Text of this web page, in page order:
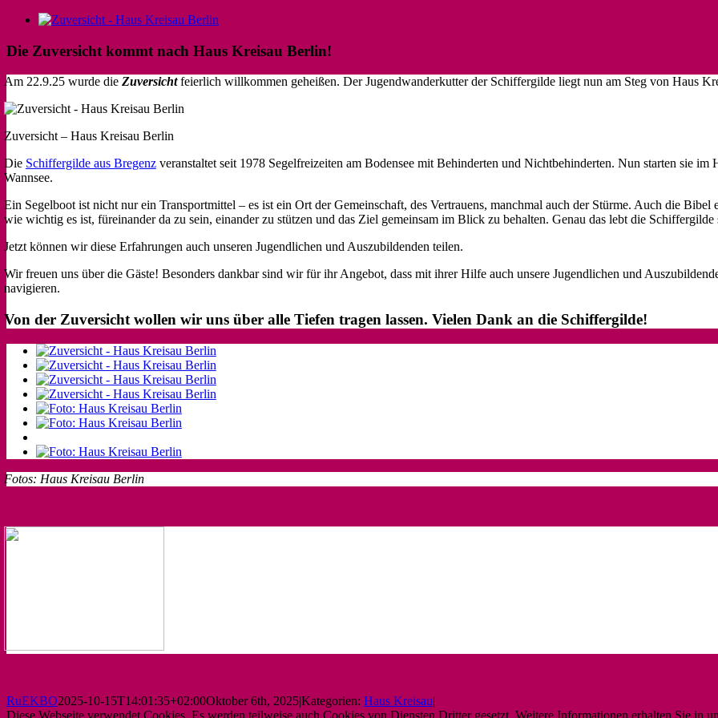
Skip
content
Zeige
Bild
Die Zuversicht kommt nach Haus Kreisau Berlin!
Am 22.9.25 wurde die Zuversicht feierlich willkommen geheißen. Der Jugendwanderkutter der Schiffergilde liegt nun am Steg von Haus
Zuversicht – Haus Kreisau Berlin
Die Schiffergilde aus Bregenzveranstaltet seit 1978 Segelfreizeiten am Bodensee mit Behinderten und Nichtbehinderten. Nun starten sie
Wannsee.
Ein Segelboot ist nicht nur ein Transportmittel – es ist ein Ort der Gemeinschaft, des Vertrauens, manchmal auch der Stürme. Auch die
wie wichtig es ist, füreinander da zu sein, einander zu stützen und das Ziel gemeinsam im Blick zu behalten. Genau das lebt die Schiffergilde
Jetzt können wir diese Erfahrungen auch unseren Jugendlichen und Auszubildenden teilen.
Wir freuen uns über die Gäste! Besonders dankbar sind wir für ihr Angebot, dass mit ihrer Hilfe auch unsere Jugendlichen und
navigieren.
Von der Zuversicht wollen wir uns über alle Tiefen tragen lassen. Vielen Dank an die Schiffergilde!
Fotos: Haus Kreisau Berlin
RuEKBO2025-10-15T14:01:35+02:00Oktober 6th, 2025|Kategorien: Haus Kreisau|
Diese Webseite verwendet Cookies. Es werden teilweise auch Cookies von Diensten Dritter gesetzt. Weitere Informationen erhalten Sie in